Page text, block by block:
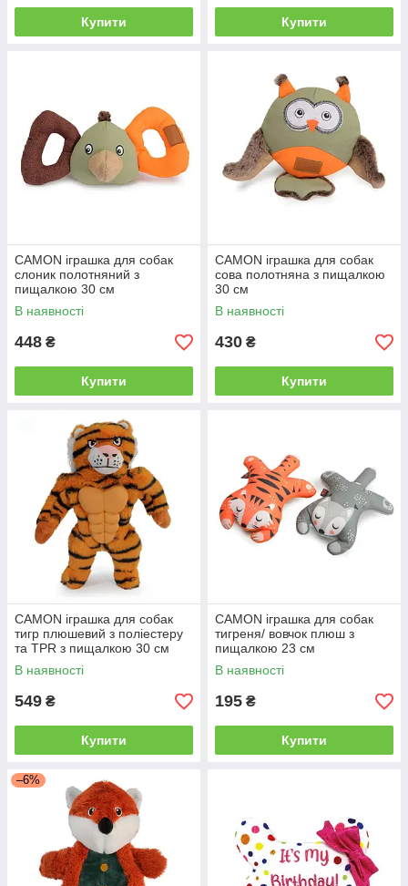
Купити Купити
CAMON іграшка для собак
слоник полотняний з
пищалкою 30 см
В наявності
448 ₴
Купити
CAMON іграшка для собак
сова полотняна з пищалкою
30 см
В наявності
430 ₴
Купити
CAMON іграшка для собак
тигр плюшевий з поліестеру
та TPR з пищалкою 30 см
В наявності
549 ₴
Купити
CAMON іграшка для собак
тигреня/ вовчок плюш з
пищалкою 23 см
В наявності
195 ₴
Купити
–6%